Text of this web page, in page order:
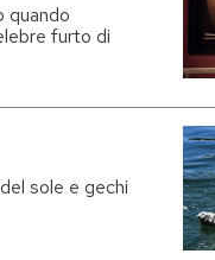
quando
furto di
sole e gechi